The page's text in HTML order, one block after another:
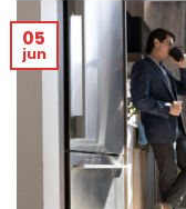
05
jun